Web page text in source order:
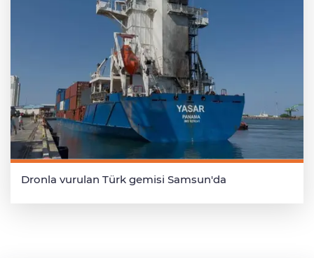
Dronla vurulan Türk gemisi Samsun'da